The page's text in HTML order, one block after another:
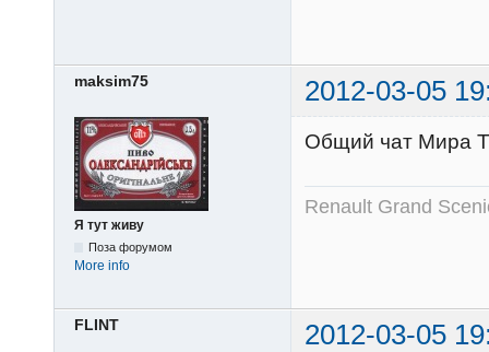
maksim75 2012-03-05
Я тут живу
Поза форумом
More info
Общий чат Мира
Renault Grand
FLINT 2012-03-05